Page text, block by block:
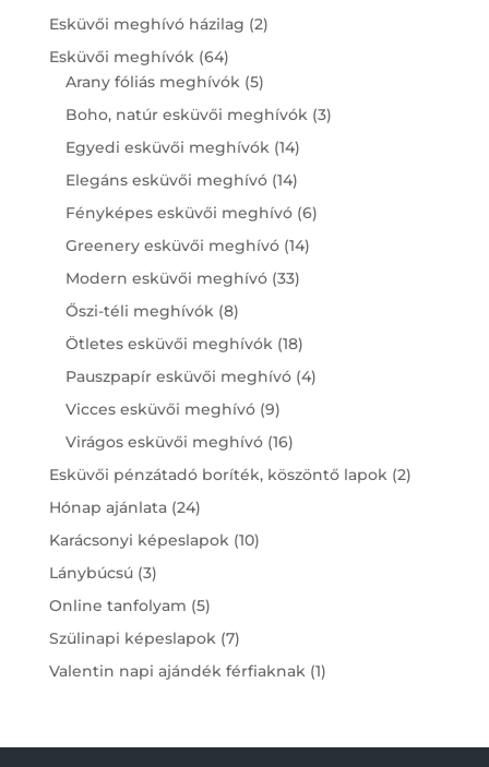
products
Esküvői meghívó házilag 22
Esküvői meghívók 6464
products
Arany fóliás meghívók 55
products
Boho, natúr esküvői meghívók 33
Egyedi esküvői meghívók 1414
products
Elegáns esküvői meghívó 1414
products
Fényképes esküvői meghívó 66
Greenery esküvői meghívó 1414
Modern esküvői meghívó 3333
Őszi-téli meghívók 88
products
Ötletes esküvői meghívók 1818
products
Pauszpapír esküvői meghívó 44
Vicces esküvői meghívó 99
products
Virágos esküvői meghívó 1616
products
Esküvői pénzátadó boríték, köszöntő lapok 22
Hónap ajánlata 2424
products
Karácsonyi képeslapok 1010
Lánybúcsú 33
products
Online tanfolyam 55
products
Szülinapi képeslapok 77
products
Valentin napi ajándék férfiaknak 11